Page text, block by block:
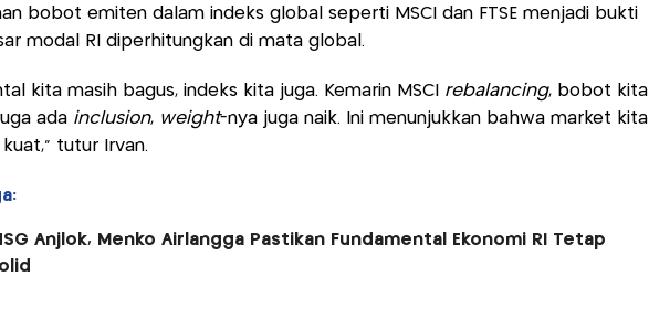
bobot emiten dalam indeks global seperti MSCI dan FTSE menjadi bukti
modal RI diperhitungkan di mata global.
kita masih bagus, indeks kita juga. Kemarin MSCI rebalancing, bobot kita
ada inclusion, weight-nya juga naik. Ini menunjukkan bahwa market kita
tutur Irvan.
Anjlok, Menko Airlangga Pastikan Fundamental Ekonomi RI Tetap